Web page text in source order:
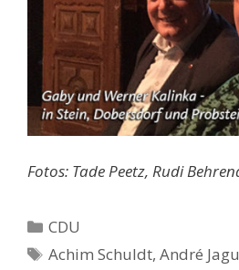
Fotos: Tade Peetz, Rudi
Kategorien
CDU
Schlagwörter
Achim Schuldt,André